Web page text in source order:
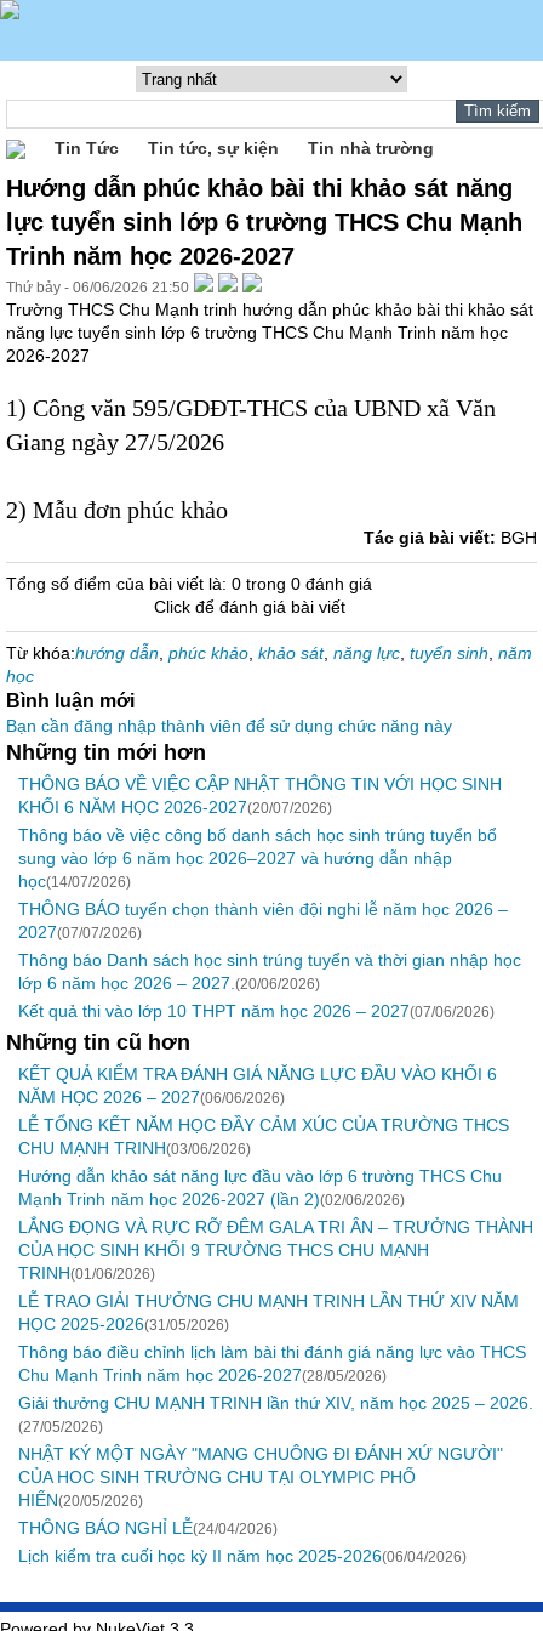
Tin Tức Tin tức, sự kiện Tin nhà trường
Hướng dẫn phúc khảo bài thi khảo sát năng
lực tuyển sinh lớp 6 trường THCS Chu Mạnh
Trinh năm học 2026-2027
Thứ bảy - 06/06/2026 21:50
Trường THCS Chu Mạnh trinh hướng dẫn phúc khảo bài thi khảo sát
năng lực tuyển sinh lớp 6 trường THCS Chu Mạnh Trinh năm học
2026-2027
1) Công văn 595/GDĐT-THCS của UBND xã Văn
Giang ngày 27/5/2026
2) Mẫu đơn phúc khảo
Tác giả bài viết: BGH
Tổng số điểm của bài viết là: 0 trong 0 đánh giá
Click để đánh giá bài viết
Từ khóa:hướng dẫn phúc khảo khảo sát, năng lực tuyển sinh năm
học
Bình luận mới
Bạn cần đăng nhập thành viên để sử dụng chức năng này
Những tin mới hơn
THÔNG BÁO VỀ VIỆC CẬP NHẬT THÔNG TIN VỚI HỌC SINH
KHỐI 6 NĂM HỌC 2026-2027(20/07/2026)
Thông báo về việc công bố danh sách học sinh trúng tuyển bổ
sung vào lớp 6 năm học 2026–2027 và hướng dẫn nhập
học(14/07/2026)
THÔNG BÁO tuyển chọn thành viên đội nghi lễ năm học 2026 –
2027(07/07/2026)
Thông báo Danh sách học sinh trúng tuyển và thời gian nhập học
lớp 6 năm học 2026 – 2027. (20/06/2026)
Kết quả thi vào lớp 10 THPT năm học 2026 – 2027(07/06/2026)
Những tin cũ hơn
KẾT QUẢ KIỂM TRA ĐÁNH GIÁ NĂNG LỰC ĐẦU VÀO KHỐI 6
NĂM HỌC 2026 – 2027(06/06/2026)
LỄ TỔNG KẾT NĂM HỌC ĐẦY CẢM XÚC CỦA TRƯỜNG THCS
CHU MẠNH TRINH(03/06/2026)
Hướng dẫn khảo sát năng lực đầu vào lớp 6 trường THCS Chu
Mạnh Trinh năm học 2026-2027 (lần 2)(02/06/2026)
LẮNG ĐỌNG VÀ RỰC RỠ ĐÊM GALA TRI ÂN – TRƯỞNG THÀNH
CỦA HỌC SINH KHỐI 9 TRƯỜNG THCS CHU MẠNH
TRINH(01/06/2026)
LỄ TRAO GIẢI THƯỞNG CHU MẠNH TRINH LẦN THỨ XIV NĂM
HỌC 2025-2026(31/05/2026)
Thông báo điều chỉnh lịch làm bài thi đánh giá năng lực vào THCS
Chu Mạnh Trinh năm học 2026-2027(28/05/2026)
Giải thưởng CHU MẠNH TRINH lần thứ XIV, năm học 2025 – 2026.
(27/05/2026)
NHẬT KÝ MỘT NGÀY "MANG CHUÔNG ĐI ĐÁNH XỨ NGƯỜI"
CỦA HOC SINH TRƯỜNG CHU TẠI OLYMPIC PHỐ
HIẾN(20/05/2026)
THÔNG BÁO NGHỈ LỄ(24/04/2026)
Lịch kiểm tra cuối học kỳ II năm học 2025-2026(06/04/2026)